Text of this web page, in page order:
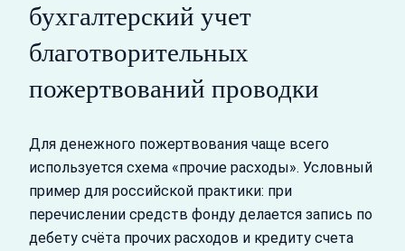
бухгалтерский учет
благотворительных
пожертвований проводки
Для денежного пожертвования чаще всего
используется схема «прочие расходы». Условный
пример для российской практики: при
перечислении средств фонду делается запись по
дебету счёта прочих расходов и кредиту счета